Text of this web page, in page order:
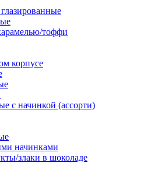
тоффи
корпусе
с начинкой (ассорти)
начинками
злаки в шоколаде